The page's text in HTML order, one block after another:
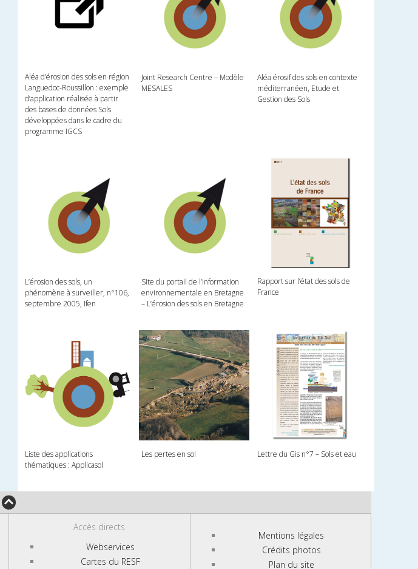
Aléa d’érosion des sols en région
Languedoc-Roussillon : exemple
d’application réalisée à partir
des bases de données Sols
développées dans le cadre du
programme IGCS
Joint Research Centre – Modèle
MESALES
Aléa érosif des sols en contexte
méditerranéen, Etude et
Gestion des Sols
L’érosion des sols, un
phénomène à surveiller, n°106,
septembre 2005, Ifen
Site du portail de l’information
environnementale en Bretagne
– L’érosion des sols en Bretagne
Rapport sur l’état des sols de
France
Liste des applications
thématiques : Applicasol
Les pertes en sol Lettre du Gis n°7 – Sols et eau
Accès directs
Webservices
Cartes du RESF
Mentions légales
Crédits photos
Plan du site